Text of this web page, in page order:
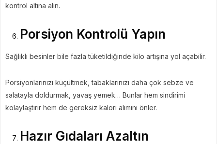
kontrol altına alın.
Porsiyon Kontrolü Yapın
Sağlıklı besinler bile fazla tüketildiğinde kilo artışına yol açabilir.
Porsiyonlarınızı küçültmek, tabaklarınızı daha çok sebze ve
salatayla doldurmak, yavaş yemek… Bunlar hem sindirimi
kolaylaştırır hem de gereksiz kalori alımını önler.
Hazır Gıdaları Azaltın